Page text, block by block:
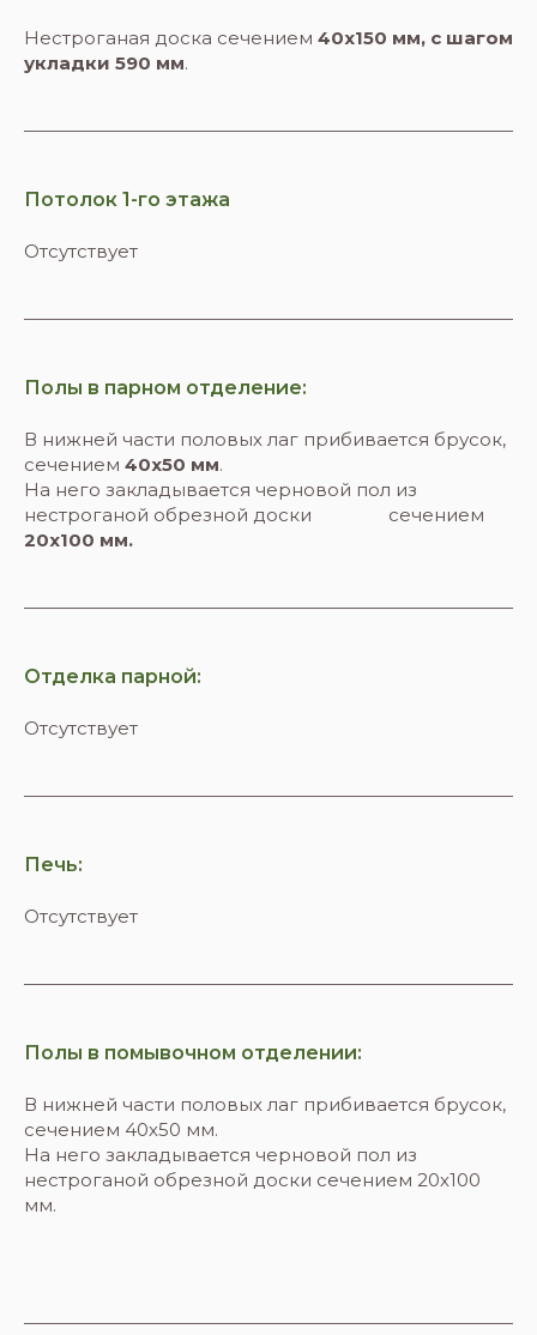
Нестроганая доска сечением 40х150 мм, с шагом
укладки 590 мм.
Потолок 1-го этажа
Отсутствует
Полы в парном отделение:
В нижней части половых лаг прибивается брусок,
сечением 40х50 мм.
На него закладывается черновой пол из
нестроганой обрезной доски сечением
20х100 мм.
Отделка парной:
Отсутствует
Печь:
Отсутствует
Полы в помывочном отделении:
В нижней части половых лаг прибивается брусок,
сечением 40х50 мм.
На него закладывается черновой пол из
нестроганой обрезной доски сечением 20х100
мм.